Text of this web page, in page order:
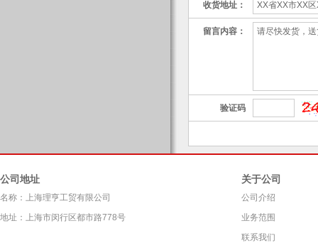
收货地址：
留言内容：
验证码
公司地址
名称：上海理亨工贸有限公司
地址：上海市闵行区都市路778号
关于公司
公司介绍
业务范围
联系我们